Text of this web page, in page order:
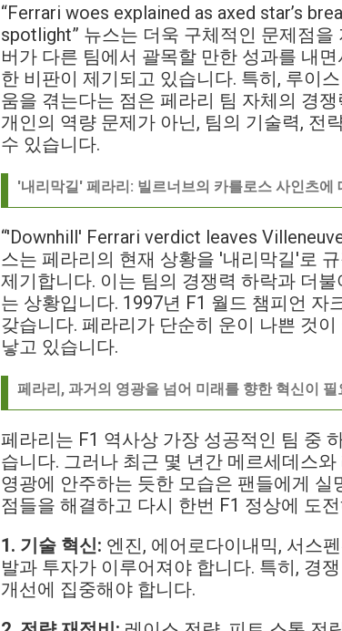
“Ferrari woes explained as axed star’s
spotlight” 뉴스는 더욱 구체적인 문제점
버가 다른 팀에서 괄목할 만한 성과를 내
한 비판이 제기되고 있습니다. 특히, 루이
움을 겪는다는 점은 페라리 팀 자체의 경
개인의 역량 문제가 아닌, 팀의 기술력, 전
수 있습니다.
'내리막길' 페라리: 빌르너브의 카를로스 사인츠에
“'Downhill' Ferrari verdict leaves
스는 페라리의 현재 상황을 '내리막길'로
제기합니다. 이는 팀의 경쟁력 하락과 더
는 상황입니다. 1997년 F1 월드 챔피언
갖습니다. 페라리가 단순히 운이 나쁜 것
낳고 있습니다.
페라리, 과거의 영광을 넘어 미래를 향한 혁신이 필
페라리는 F1 역사상 가장 성공적인 팀 중
습니다. 그러나 최근 몇 년간 메르세데스
영광에 안주하는 듯한 모습은 팬들에게
점들을 해결하고 다시 한번 F1 정상에 도
1. 기술 혁신: 엔진, 에어로다이내믹, 서스
발과 투자가 이루어져야 합니다. 특히, 경
개선에 집중해야 합니다.